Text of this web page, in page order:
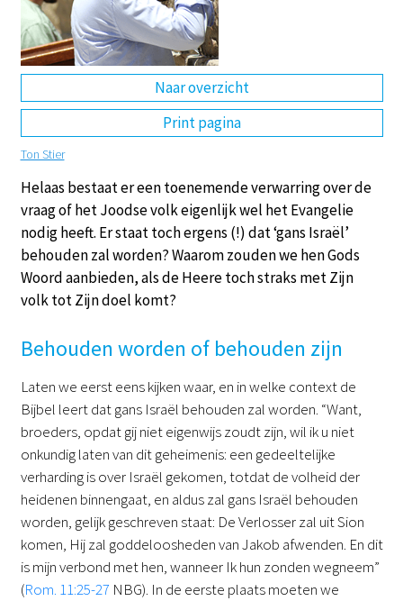
Naar overzicht
Print pagina
Ton Stier
Helaas bestaat er een toenemende verwarring over de
vraag of het Joodse volk eigenlijk wel het Evangelie
nodig heeft. Er staat toch ergens (!) dat ‘gans Israël’
behouden zal worden? Waarom zouden we hen Gods
Woord aanbieden, als de Heere toch straks met Zijn
volk tot Zijn doel komt?
Behouden worden of behouden zijn
Laten we eerst eens kijken waar, en in welke context de
Bijbel leert dat gans Israël behouden zal worden. “Want,
broeders, opdat gij niet eigenwijs zoudt zijn, wil ik u niet
onkundig laten van dit geheimenis: een gedeeltelijke
verharding is over Israël gekomen, totdat de volheid der
heidenen binnengaat, en aldus zal gans Israël behouden
worden, gelijk geschreven staat: De Verlosser zal uit Sion
komen, Hij zal goddeloosheden van Jakob afwenden. En dit
is mijn verbond met hen, wanneer Ik hun zonden wegneem”
(Rom. 11:25-27 NBG). In de eerste plaats moeten we
DE EN